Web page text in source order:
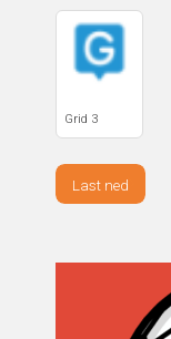
Grid 3
Last ned